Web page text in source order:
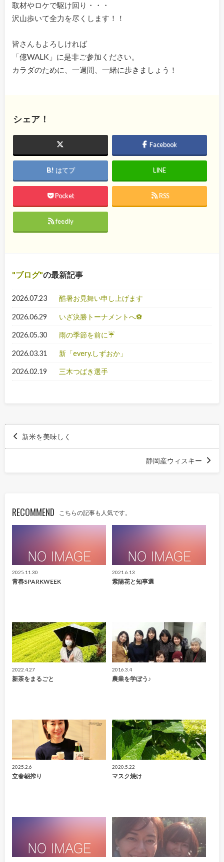
取材やロケで駆け回り・・・
沢山歩いて全力を尽くします！！
皆さんもよろしければ
「億WALK」に是非ご参加ください。
カラダのために、一週間、一緒に歩きましょう！
シェア！
Facebook
はてブ LINE
Pocket RSS
feedly
ブログ の最新記事
2026.07.23 酷暑お見舞い申し上げます
2026.06.29 いざ決勝トーナメントへ⚽
2026.05.30 雨の季節を前に☔
2026.03.31 新「every.しずおか」
2026.02.19 三木つばき選手
新米を美味しく
静岡産ウィスキー
RECOMMEND こちらの記事も人気です。
2025.11.30
青春SPARKWEEK
2021.6.13
紫陽花と知事選
2022.4.27
新茶をまるごと
2016.3.4
農業を学ぼう♪
2025.2.6
立春朝搾り
2020.5.22
マスク焼け